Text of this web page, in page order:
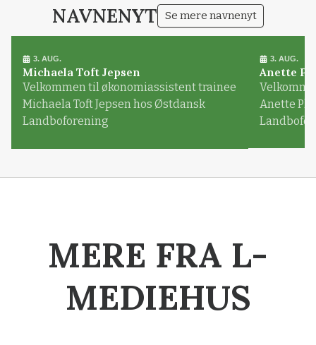
NAVNENYT Se mere navnenyt
3. AUG.
Michaela Toft Jepsen
Velkommen til økonomiassistent trainee
Michaela Toft Jepsen hos Østdansk
Landboforening
3. AUG.
Anette
Anette
MERE FRA L-
MEDIEHUS